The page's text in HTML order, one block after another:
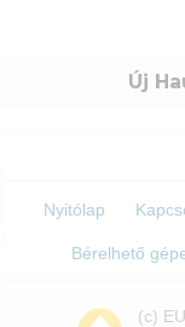
Új
Nyitólap
Bérelhető
(c)